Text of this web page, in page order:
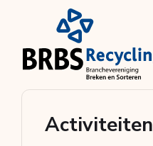
Activiteiten